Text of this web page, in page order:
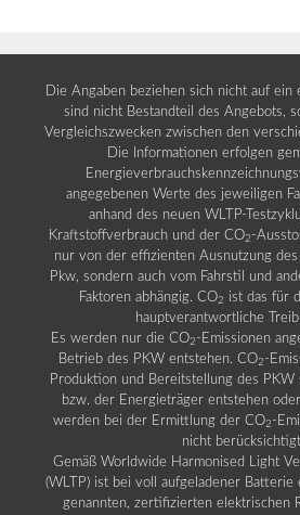
Die Angaben beziehen sich nicht auf ein
sind nicht Bestandteil des Angebots,
Vergleichszwecken zwischen den
Die Informationen erfolgen
angegebenen Werte des jeweiligen
anhand des neuen WLTP-
Kraftstoffverbrauch und der CO2 -
nur von der effizienten Ausnutzung
Pkw, sondern auch vom Fahrstil und
Faktoren abhängig. CO2 ist das für
hauptverantwortliche
Es werden nur die CO2 -Emissionen
Betrieb des PKW entstehen. CO2 -
Produktion und Bereitstellung des
bzw. der Energieträger entstehen
werden bei der Ermittlung der CO2 -
nicht
Gemäß Worldwide Harmonised Light
(WLTP) ist bei voll aufgeladener Batterie
genannten, zertifizierten elektrischen